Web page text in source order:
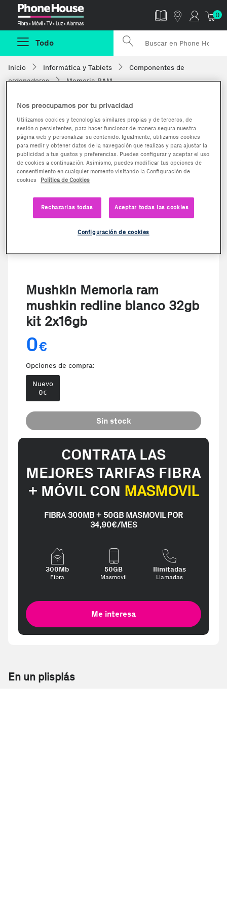
0
Todo
Inicio Informática y Tablets
Componentes de
ordenadores
Memoria RAM
Mushkin Memoria ram
mushkin redline blanco 32gb
kit 2x16gb
0€
Opciones de compra:
Nuevo
0€
Sin stock
CONTRATA LAS
MEJORES TARIFAS FIBRA
+ MÓVIL CON MASMOVIL
FIBRA 300MB + 50GB MASMOVIL POR
34,90€/MES
300Mb
Fibra
50GB
Masmovil
Ilimitadas
Llamadas
Me interesa
En un plisplás
Nos preocupamos por tu privacidad
Utilizamos cookies y tecnologías similares propias y de terceros, de
sesión o persistentes, para hacer funcionar de manera segura nuestra
página web y personalizar su contenido. Igualmente, utilizamos cookies
para medir y obtener datos de la navegación que realizas y para ajustar la
publicidad a tus gustos y preferencias. Puedes configurar y aceptar el uso
de cookies a continuación. Asimismo, puedes modificar tus opciones de
consentimiento en cualquier momento visitando la Configuración de
cookies
Política de Cookies
Rechazarlas todas Aceptar todas las cookies
Configuración de cookies